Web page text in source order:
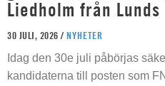
Liedholm från
30 JULI, 2026 / NYHETER
Idag den 30e juli påbörjas
kandidaterna till posten som